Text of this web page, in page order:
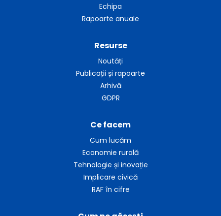
Echipa
Rapoarte anuale
Ce facem
Cum lucăm
Economie rurală
Tehnologie și inovație
Implicare civică
RAF în cifre
Resurse
Noutăți
Publicații și rapoarte
Arhivă
GDPR